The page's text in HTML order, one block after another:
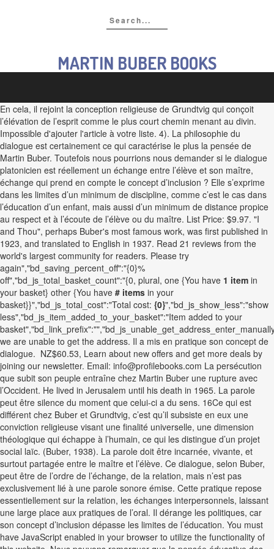
MARTIN BUBER BOOKS
En cela, il rejoint la conception religieuse de Grundtvig qui conçoit
l’élévation de l’esprit comme le plus court chemin menant au divin.
Impossible d'ajouter l'article à votre liste. 4). La philosophie du
dialogue est certainement ce qui caractérise le plus la pensée de
Martin Buber. Toutefois nous pourrions nous demander si le dialogue
platonicien est réellement un échange entre l’élève et son maître,
échange qui prend en compte le concept d’inclusion ? Elle s’exprime
dans les limites d’un minimum de discipline, comme c’est le cas dans
l’éducation d’un enfant, mais aussi d’un minimum de distance propice
au respect et à l’écoute de l’élève ou du maître. List Price: $9.97. "I
and Thou", perhaps Buber's most famous work, was first published in
1923, and translated to English in 1937. Read 21 reviews from the
world's largest community for readers. Please try
again","bd_saving_percent_off":"{0}%
off","bd_js_total_basket_count":"{0, plural, one {You have 1 item in
your basket} other {You have # items in your
basket}}","bd_js_total_cost":"Total cost: {0}","bd_js_show_less":"show
less","bd_js_item_added_to_your_basket":"Item added to your
we are unable to get the address. Il a mis en pratique son concept de
dialogue. NZ$60.53, Learn about new offers and get more deals by
joining our newsletter. Email: info@profilebooks.com La persécution
que subit son peuple entraîne chez Martin Buber une rupture avec
l’Occident. He lived in Jerusalem until his death in 1965. La parole
peut être silence du moment que celui-ci a du sens. 16Ce qui est
différent chez Buber et Grundtvig, c’est qu’il subsiste en eux une
conviction religieuse visant une finalité universelle, une dimension
théologique qui échappe à l’humain, ce qui les distingue d’un projet
social laïc. (Buber, 1938). La parole doit être incarnée, vivante, et
surtout partagée entre le maître et l’élève. Ce dialogue, selon Buber,
peut être de l’ordre de l’échange, de la relation, mais n’est pas
exclusivement lié à une parole sonore émise. Cette pratique repose
essentiellement sur la relation, les échanges interpersonnels, laissant
une large place aux pratiques de l’oral. Il dérange les politiques, car
son concept d’inclusion dépasse les limites de l’éducation. You must
have JavaScript enabled in your browser to utilize the functionality of